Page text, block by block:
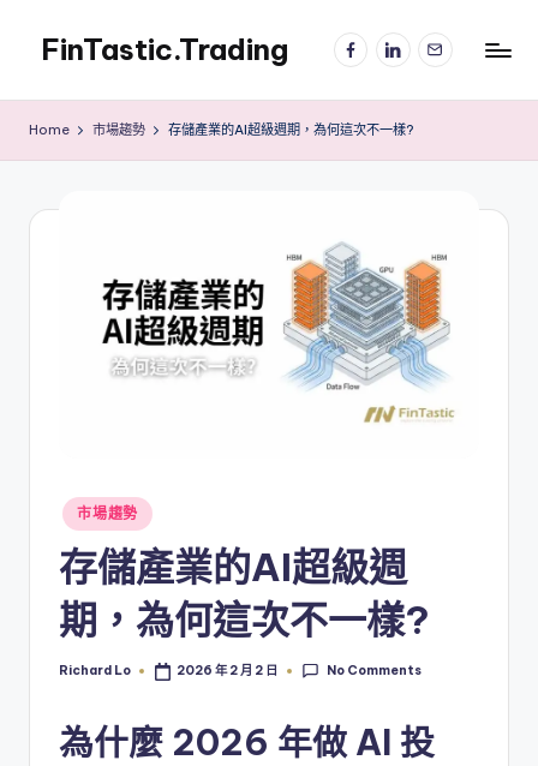
content
FinTastic.Trading
美
FacebookLinkedIn
電
子
Home 市場趨勢 存儲產業的AI超級週期，為何這次不一樣?
Posted
in
市場趨勢
存儲產業的AI超級週
期，為何這次不一樣?
Posted
Richard Lo 2026 年 2 月 2 日 No Comments
為什麼 2026 年做 AI 投